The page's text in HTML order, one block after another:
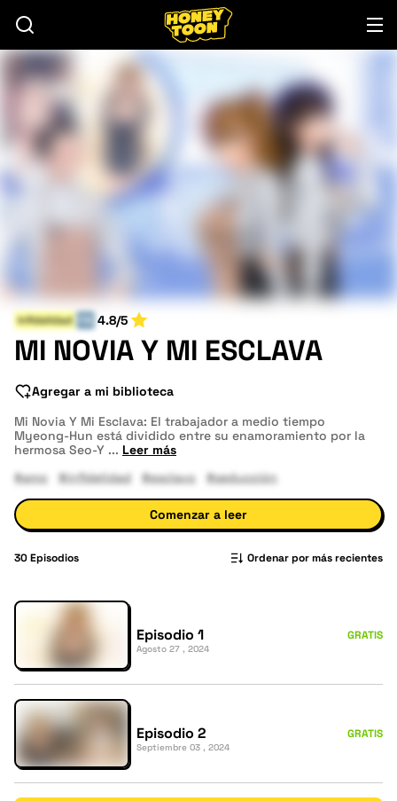
Infidelidad 4.8/5
MI NOVIA Y MI ESCLAVA
Agregar a mi biblioteca
Mi Novia Y Mi Esclava: El trabajador a medio tiempo
Myeong-Hun está dividido entre su enamoramiento por la
hermosa Seo-Y ... Leer más
#amo
#infidelidad #esclavo #seducción
Comenzar a leer
30Episodios Ordenar por más recientes
Episodio 1
Agosto 27 , 2024
GRATIS
Episodio 2
Septiembre 03 , 2024
GRATIS